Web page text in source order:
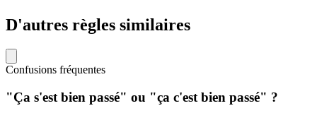
D'autres règles similaires
Confusions fréquentes
"Ça s'est bien passé" ou "ça c'est bien passé" ?